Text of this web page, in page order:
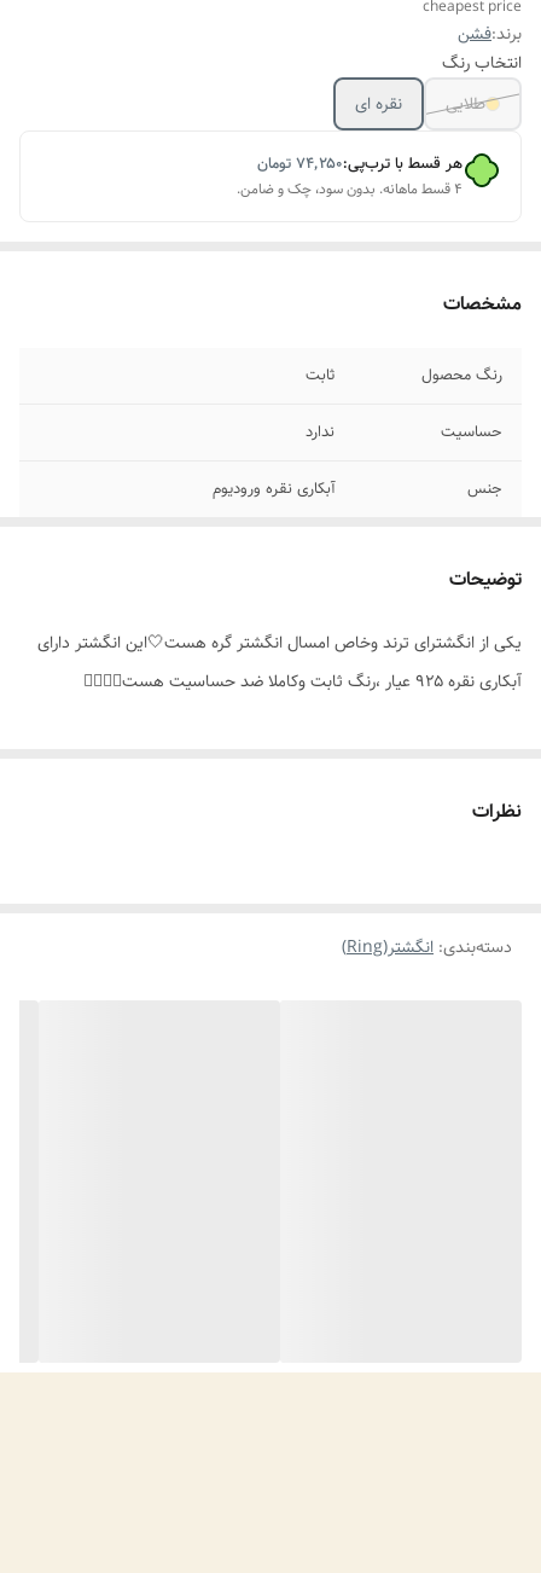
cheapest price
برند:فشن
انتخاب رنگ
طلایی
نقره ای
هر قسط با ترب‌پی:۷۴٬۲۵۰تومان
۴ قسط ماهانه. بدون سود، چک و ضامن.
مشخصات
رنگ محصول ثابت
حساسیت ندارد
جنس آبکاری نقره ورودیوم
موارد استفاده برای روزانه ،استایل
توضیحات
یکی از انگشترای ترند وخاص امسال انگشتر گره هست🤍این انگشتر دارای
آبکاری نقره ۹۲۵ عیار ،رنگ ثابت وکاملا ضد حساسیت هست👌🏻😊💫
نظرات
دسته‌بندی: انگشتر(Ring)